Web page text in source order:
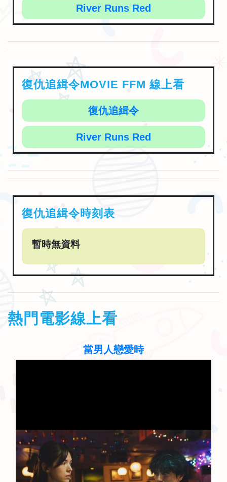
River Runs Red
復仇追緝令MOVIE FFM 線上看
復仇追緝令
River Runs Red
復仇追緝令時刻表
暫時無資料
熱門電影線上看
當男人戀愛時